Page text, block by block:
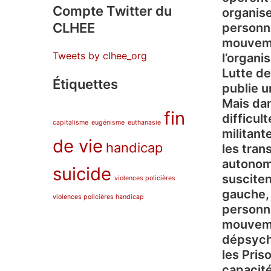
Compte Twitter du
CLHEE
Tweets by clhee_org
Étiquettes
capitalisme eugénisme euthanasie fin
de vie handicap
suicide violences policières
violences policières handicap
Lutte
publie
Mais
les
les